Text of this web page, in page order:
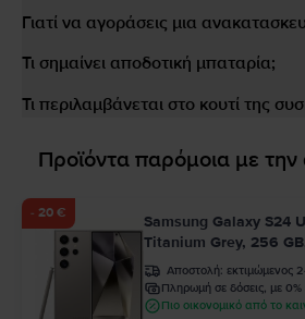
Γιατί να αγοράσεις μια
Τι σημαίνει αποδοτική μπαταρία;
Τι περιλαμβάνεται στο κουτί της
Προϊόντα παρόμοια με
- 20 €
Samsung Galaxy S24
Titanium Grey, 256
Αποστολή: εκτιμώμενος
Πληρωμή σε δόσεις, με 0%
Πιο οικονομικό από το